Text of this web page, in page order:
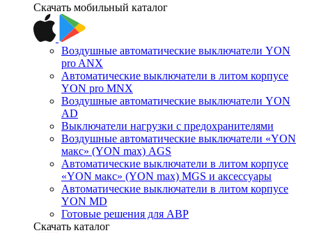
Скачать мобильный каталог
Воздушные автоматические выключатели YON
pro ANX
Автоматические выключатели в литом корпусе
YON pro MNX
Воздушные автоматические выключатели YON
AD
Выключатели нагрузки с предохранителями
Воздушные автоматические выключатели «YON
макс» (YON max) AGS
Автоматические выключатели в литом корпусе
«YON макс» (YON max) MGS и аксессуары
Автоматические выключатели в литом корпусе
YON MD
Готовые решения для АВР
Скачать каталог